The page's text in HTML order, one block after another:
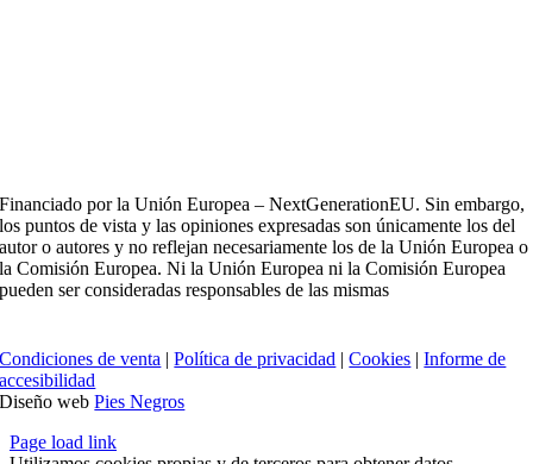
Financiado por la Unión Europea – NextGenerationEU. Sin embargo,
los puntos de vista y las opiniones expresadas son únicamente los del
autor o autores y no reflejan necesariamente los de la Unión Europea o
la Comisión Europea. Ni la Unión Europea ni la Comisión Europea
pueden ser consideradas responsables de las mismas
Condiciones de venta |Política de privacidad |Cookies |Informe de
accesibilidad
Diseño webPies Negros
Page load link